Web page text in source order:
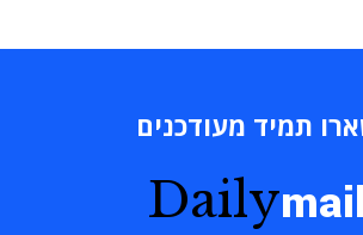
תמיד מעודכנים
Daily